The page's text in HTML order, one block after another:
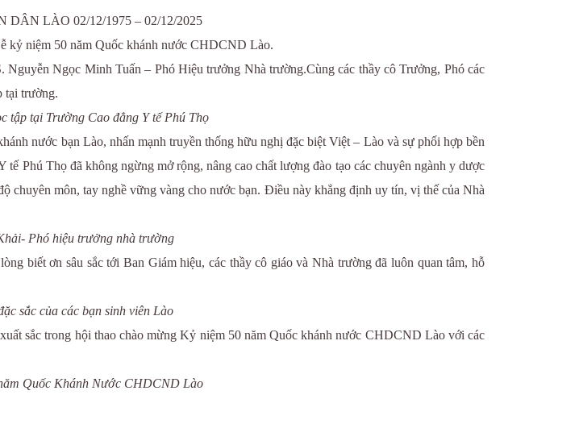
LÀO 02/12/1975 – 02/12/2025
kỷ niệm 50 năm Quốc khánh nước CHDCND Lào.
Ngọc Minh Tuấn – Phó Hiệu trưởng Nhà trường.Cùng các thầy cô Trưởng, Phó các
tại trường.
tập tại Trường Cao đẳng Y tế Phú Thọ
nước bạn Lào, nhấn mạnh truyền thống hữu nghị đặc biệt Việt – Lào và sự phối hợp bền
Phú Thọ đã không ngừng mở rộng, nâng cao chất lượng đào tạo các chuyên ngành y dược
chuyên môn, tay nghề vững vàng cho nước bạn. Điều này khẳng định uy tín, vị thế của Nhà
Phó hiệu trưởng nhà trường
biết ơn sâu sắc tới Ban Giám hiệu, các thầy cô giáo và Nhà trường đã luôn quan tâm, hỗ
sắc của các bạn sinh viên Lào
sắc trong hội thao chào mừng Kỷ niệm 50 năm Quốc khánh nước CHDCND Lào với các
Quốc Khánh Nước CHDCND Lào